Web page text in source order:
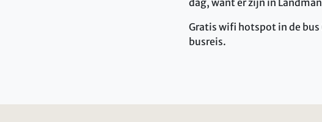
dag, want er zijn in
Gratis wifi hotspot in de bus
busreis.